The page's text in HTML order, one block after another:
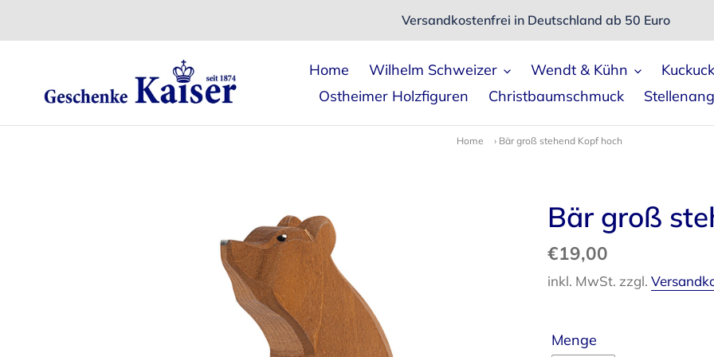
Versandkostenfrei in Deutschland ab 50 Euro
Home Wilhelm Schweizer Wendt & Kühn
Ostheimer Holzfiguren
Christbaumschmuck
Home › Bär groß stehend Kopf hoch
Bär groß
Normaler
Preis
€19,00
inkl. MwSt. zzgl.
Menge